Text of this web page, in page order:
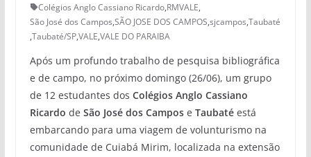
Colégios Anglo Cassiano Ricardo,RMVALE,
São José dos Campos,SÃO JOSE DOS CAMPOS,sjcampos,Taubaté
,Taubaté/SP,VALE,VALE DO PARAIBA
Após um profundo trabalho de pesquisa bibliográfica
e de campo, no próximo domingo (26/06), um grupo
de 12 estudantes dos Colégios Anglo Cassiano
Ricardo de São José dos Campose Taubatéestá
embarcando para uma viagem de volunturismo na
comunidade de Cuiabá Mirim, localizada na extensão